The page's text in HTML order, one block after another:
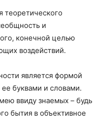
теоретического
и
конечной целью
воздействий.
является формой
буквами и словами.
ввиду знаемых – будь
бытия в объективное